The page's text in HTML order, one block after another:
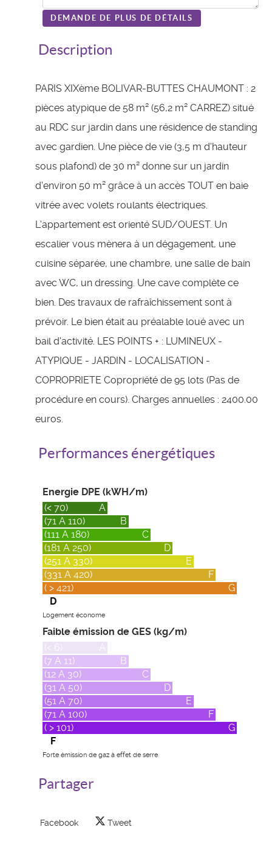
DEMANDE DE PLUS DE DÉTAILS
Description
PARIS XIXème BOLIVAR-BUTTES CHAUMONT : 2
pièces atypique de 58 m² (56,2 m² CARREZ) situé
au RDC sur jardin dans une résidence de standing
avec gardien. Une pièce de vie (3,5 m d'hauteur
sous plafond) de 30 m² donne sur un jardin
d'environ 50 m² grâce à un accès TOUT en baie
vitrée avec volets roulants électriques.
L'appartement est orienté SUD/OUEST. Un
escalier vous mènera à un dégagement, une
cuisine séparée, une chambre, une salle de bain
avec WC, un dressing. Une cave complète ce
bien. Des travaux de rafraîchissement sont à
prévoir. Le bien était au préalable loué avec un
bail d'activité. LES POINTS + : LUMINEUX -
ATYPIQUE - JARDIN - LOCALISATION -
COPROPRIETE Copropriété de 95 lots (Pas de
procédure en cours). Charges annuelles : 2400.00
euros.
Performances énergétiques
Energie DPE (kWH/m)
(< 70)
A
(71 A 110)
B
(111 A 180)
C
(181 A 250)
D
(251 A 330)
E
(331 A 420)
F
( > 421)
G
D
Logement économe
Faible émission de GES (kg/m)
(< 6)
A
(7 A 11)
B
(12 A 30)
C
(31 A 50)
D
(51 A 70)
E
(71 A 100)
F
( > 101)
G
F
Forte émission de gaz à effet de serre
Partager
Facebook Tweet